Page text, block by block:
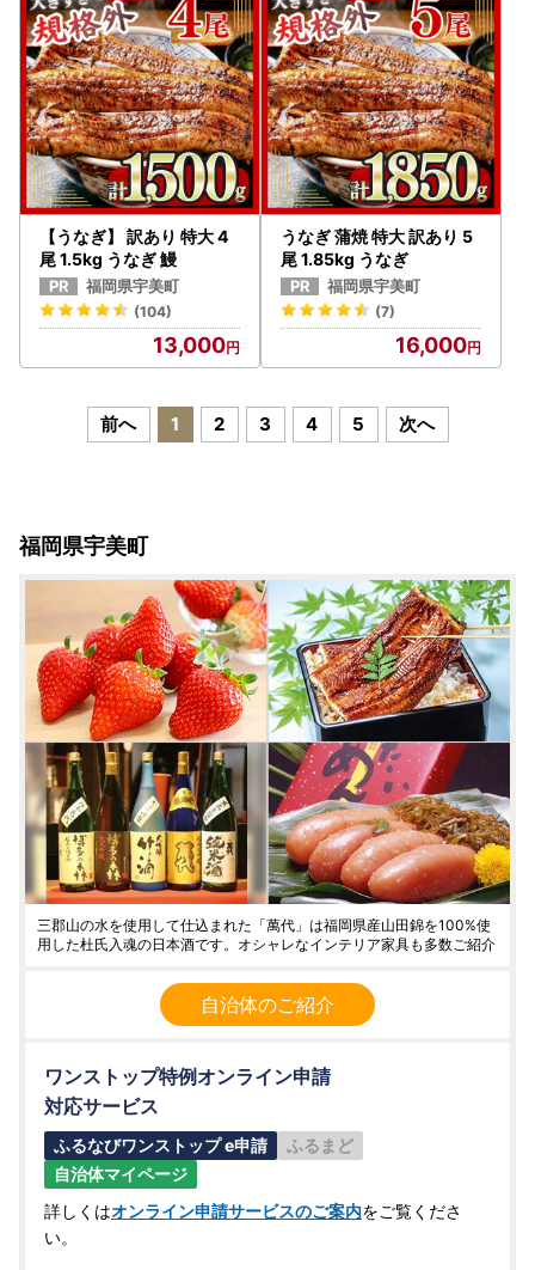
【うなぎ】 訳あり 特大 4
尾 1.5kg うなぎ 鰻
福岡県宇美町
(104)
13,000
うなぎ 蒲焼 特大 訳あり 5
尾 1.85kg うなぎ
福岡県宇美町
(7)
16,000
前へ 1 2 3 4 5 次へ
福岡県宇美町
三郡山の水を使用して仕込まれた「萬代」は福岡県産山田錦を100%使
用した杜氏入魂の日本酒です。オシャレなインテリア家具も多数ご紹介
自治体のご紹介
ワンストップ特例オンライン申請
対応サービス
ふるなびワンストップ e申請
ふるまど
自治体マイページ
詳しくはオンライン申請サービスのご案内をご覧くださ
い。